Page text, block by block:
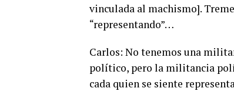
vinculada al machismo].
“representando”…
Carlos: No tenemos una
político, pero la militancia
cada quien se siente